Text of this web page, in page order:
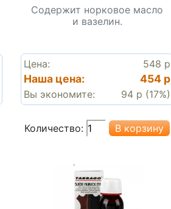
Содержит норковое масло
и вазелин.
Цена: 548 р
Наша цена: 454 р
Вы экономите: 94 р (17%)
Количество: